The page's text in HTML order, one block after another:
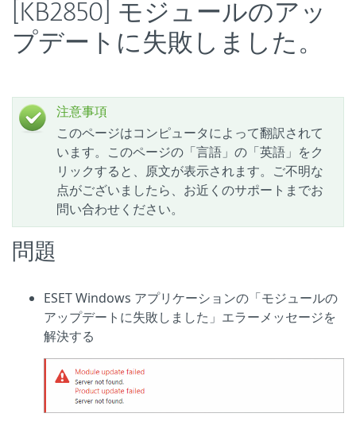
[KB2850] モジュールのアッ
プデートに失敗しました。
注意事項
このページはコンピュータによって翻訳されて
います。このページの「言語」の「英語」をク
リックすると、原文が表示されます。ご不明な
点がございましたら、お近くのサポートまでお
問い合わせください。
問題
ESET Windows アプリケーションの「モジュールの
アップデートに失敗しました」エラーメッセージを
解決する